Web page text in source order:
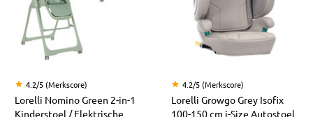
4.2/5 (Merkscore)
Lorelli Nomino Green 2-in-1
Kinderstoel / Elektrische
4.2/5 (Merkscore)
Lorelli Growgo Grey Isofix
100-150 cm i-Size Autostoel